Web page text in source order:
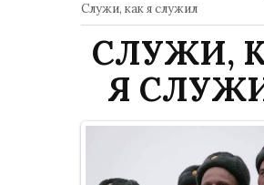
Служи, как я служил
СЛУЖИ,
Я